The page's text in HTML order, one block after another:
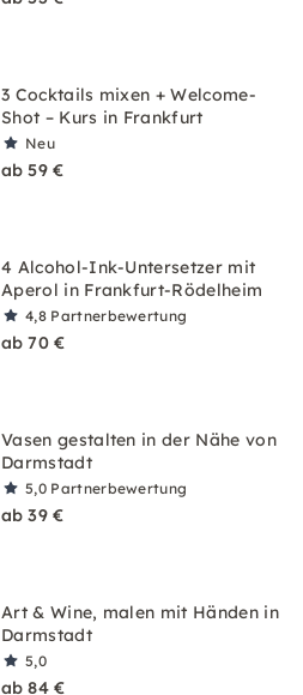
3 Cocktails mixen + Welcome-
Shot – Kurs in Frankfurt
Neu
ab 59 €
4 Alcohol-Ink-Untersetzer mit
Aperol in Frankfurt-Rödelheim
4,8 Partnerbewertung
ab 70 €
Vasen gestalten in der Nähe von
Darmstadt
5,0 Partnerbewertung
ab 39 €
Art & Wine, malen mit Händen in
Darmstadt
5,0
ab 84 €